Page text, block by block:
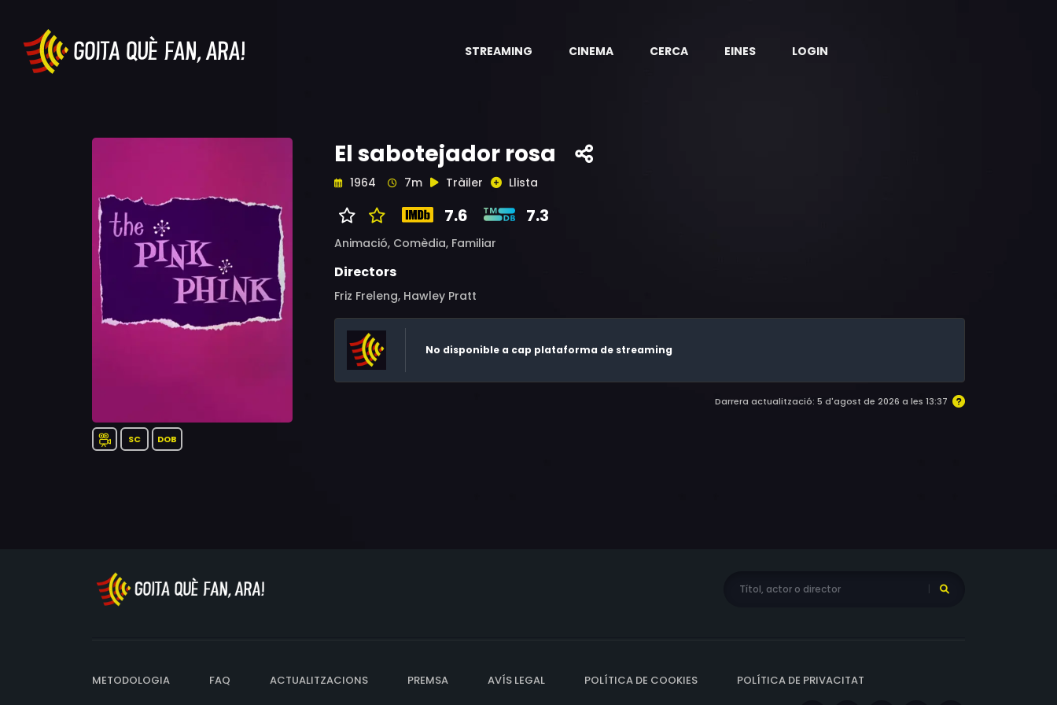
STREAMING CINEMA CERCA EINES LOGIN
SC DOB
El sabotejador rosa
1964 7m Tràiler Llista
7.6 7.3
Animació, Comèdia, Familiar
Directors
Friz Freleng, Hawley Pratt
No disponible a cap plataforma de streaming
Darrera actualització: 5 d'agost de 2026 a les 13:37
METODOLOGIA FAQ ACTUALITZACIONS PREMSA AVÍS LEGAL POLÍTICA DE COOKIES POLÍTICA DE PRIVACITAT